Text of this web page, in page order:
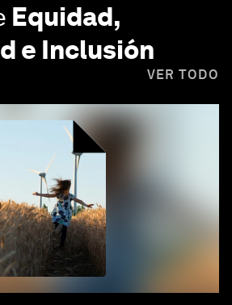
Equidad,
e Inclusión
VER TODO